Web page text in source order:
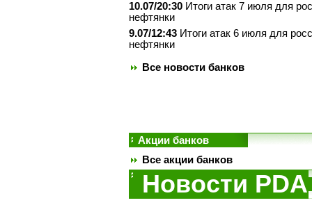
10.07/20:30 Итоги атак 7 июля для
нефтянки
9.07/12:43 Итоги атак 6 июля для
нефтянки
Все новости банков
Акции банков
Все акции банков
Новости PDA